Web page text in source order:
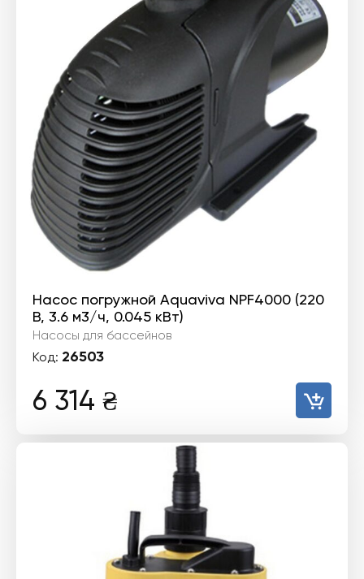
Насос погружной Aquaviva NPF4000 (220
В, 3.6 м3/ч, 0.045 кВт)
Насосы для бассейнов
Код: 26503
6 314 ₴